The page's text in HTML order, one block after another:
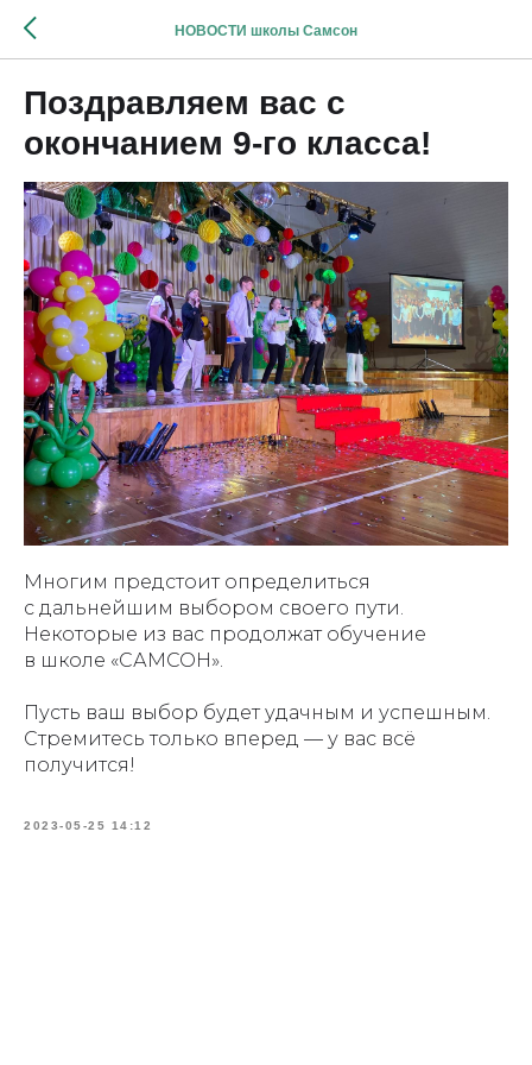
НОВОСТИ школы Самсон
Поздравляем вас с
окончанием 9-го класса!
Многим предстоит определиться
с дальнейшим выбором своего пути.
Некоторые из вас продолжат обучение
в школе «САМСОН».
Пусть ваш выбор будет удачным и успешным.
Стремитесь только вперед — у вас всё
получится!
2023-05-25 14:12